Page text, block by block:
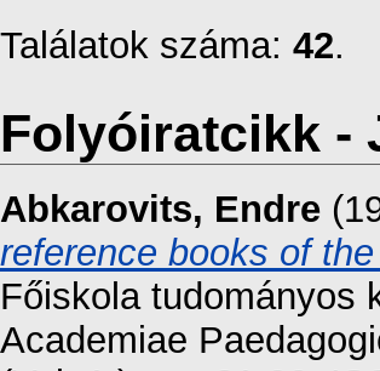
Találatok száma: 42.
Folyóiratcikk -
Abkarovits, Endre
reference books of
Főiskola tudományos
Academiae